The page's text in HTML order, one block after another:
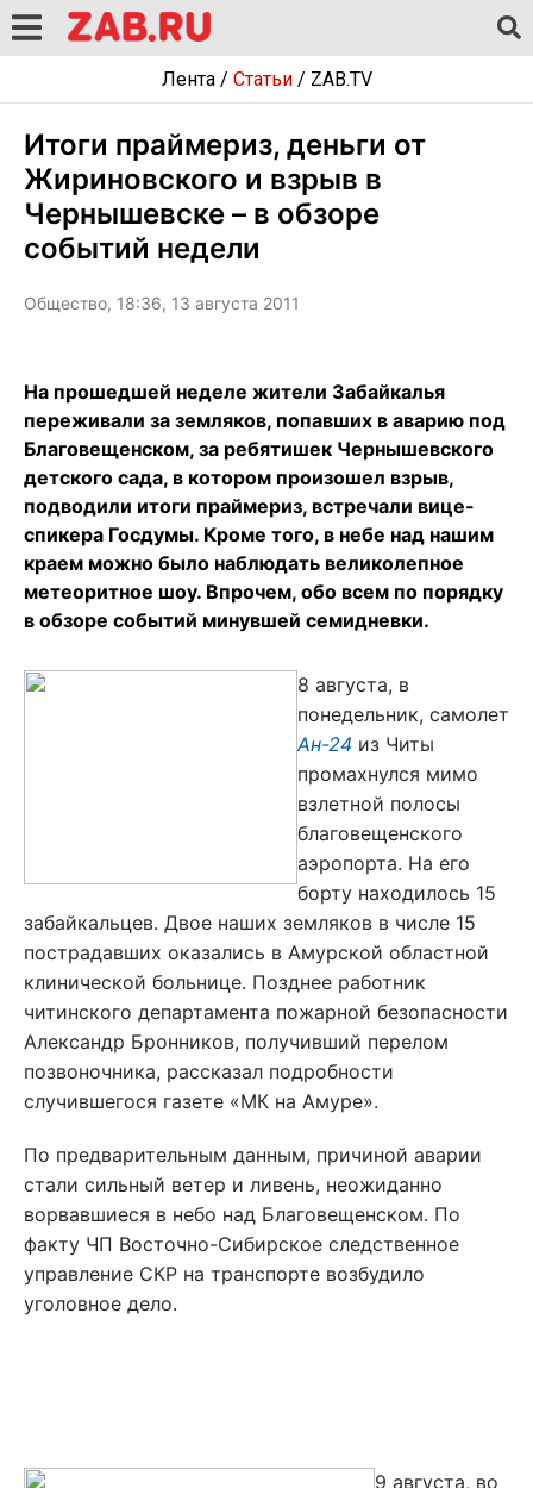
Лента/ Статьи/ ZAB.TV
Итоги праймериз, деньги от
Жириновского и взрыв в
Чернышевске – в обзоре
событий недели
Общество, 18:36, 13 августа 2011
На прошедшей неделе жители Забайкалья
переживали за земляков, попавших в аварию под
Благовещенском, за ребятишек Чернышевского
детского сада, в котором произошел взрыв,
подводили итоги праймериз, встречали вице-
спикера Госдумы. Кроме того, в небе над нашим
краем можно было наблюдать великолепное
метеоритное шоу. Впрочем, обо всем по порядку
в обзоре событий минувшей семидневки.
8 августа, в
понедельник, самолет
Ан-24 из Читы
промахнулся мимо
взлетной полосы
благовещенского
аэропорта. На его
борту находилось 15
забайкальцев. Двое наших земляков в числе 15
пострадавших оказались в Амурской областной
клинической больнице. Позднее работник
читинского департамента пожарной безопасности
Александр Бронников, получивший перелом
позвоночника, рассказал подробности
случившегося газете «МК на Амуре».
По предварительным данным, причиной аварии
стали сильный ветер и ливень, неожиданно
ворвавшиеся в небо над Благовещенском. По
факту ЧП Восточно-Сибирское следственное
управление СКР на транспорте возбудило
уголовное дело.
9 августа, во